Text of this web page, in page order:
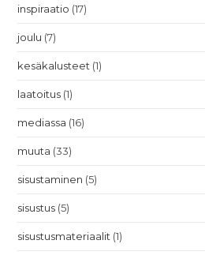
inspiraatio (17)
joulu (7)
kesäkalusteet (1)
laatoitus (1)
mediassa (16)
muuta (33)
sisustaminen (5)
sisustus (5)
sisustusmateriaalit (1)